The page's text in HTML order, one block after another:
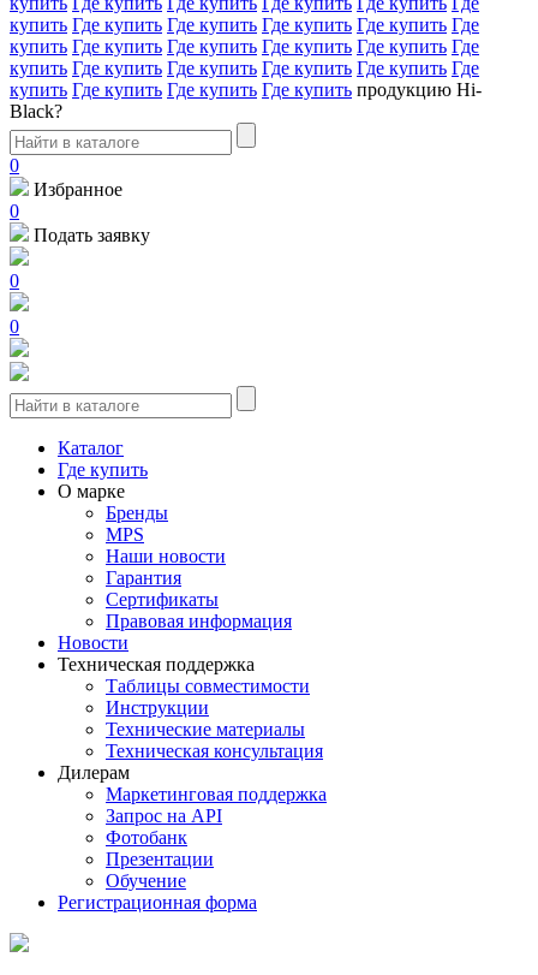
купить Где купить Где купить Где купить Где купить Где
купить Где купить Где купить Где купить Где купить Где
купить Где купить Где купить Где купить Где купить Где
купить Где купить Где купить Где купить продукцию Hi-
Black?
0
Избранное
0
Подать заявку
0
0
Каталог
Где купить
О марке
Бренды
MPS
Наши новости
Гарантия
Сертификаты
Правовая информация
Новости
Техническая поддержка
Таблицы совместимости
Инструкции
Технические материалы
Техническая консультация
Дилерам
Маркетинговая поддержка
Запрос на API
Фотобанк
Презентации
Обучение
Регистрационная форма